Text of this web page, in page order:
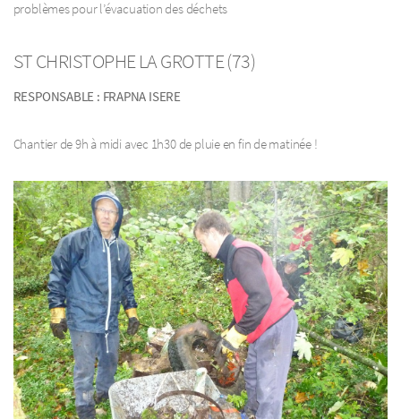
problèmes pour l’évacuation des déchets
ST CHRISTOPHE LA GROTTE (73)
RESPONSABLE : FRAPNA ISERE
Chantier de 9h à midi avec 1h30 de pluie en fin de matinée !